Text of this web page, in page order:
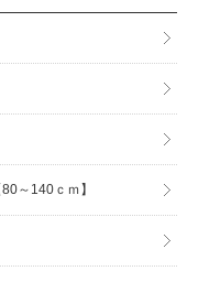
～140ｃｍ】